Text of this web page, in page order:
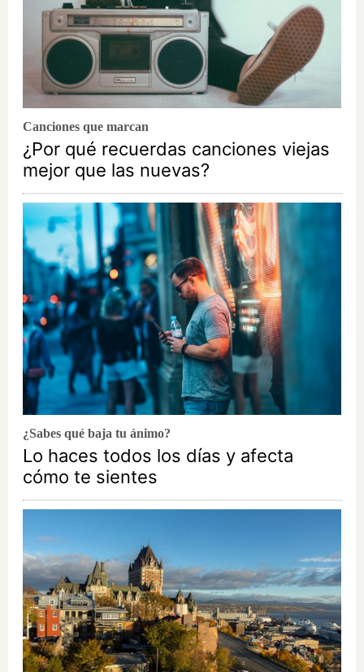
Canciones que marcan
¿Por qué recuerdas canciones viejas
mejor que las nuevas?
¿Sabes qué baja tu ánimo?
Lo haces todos los días y afecta
cómo te sientes